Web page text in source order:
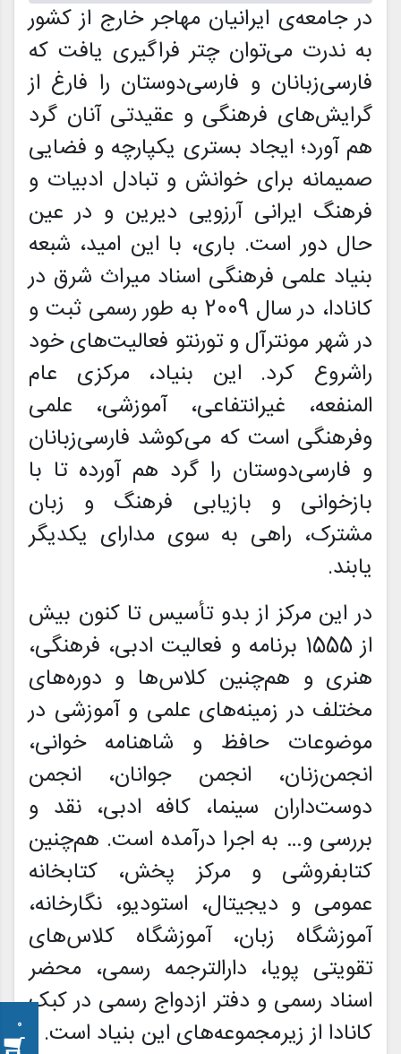
0
در جامعه‌ی ایرانیان مهاجر خارج از کشور
به ندرت می‌توان چتر فراگیری یافت که
فارسی‌‌زبانان و فارسی‌دوستان را فارغ از
گرایش‌های فرهنگی و عقیدتی آنان گرد
هم آورد؛ ایجاد بستری یکپارچه و فضایی
صمیمانه برای خوانش و تبادل ادبیات و
فرهنگ ایرانی آرزویی دیرین و در عین
حال دور است. باری، با این امید، شبعه
بنیاد علمی فرهنگی اسناد میراث شرق در
کانادا، در سال 2009 به طور رسمی ثبت و
در شهر مونترآل و تورنتو فعالیت‌های خود
راشروع کرد. این بنیاد، مرکزی عام
المنفعه، غیرانتفاعی، آموزشی، علمی
وفرهنگی است که می‌کوشد فارسی‌زبانان
و فارسی‌دوستان را گرد هم آورده تا با
بازخوانی و بازیابی فرهنگ و زبان
مشترک، راهی به سوی مدارای یکدیگر
یابند.
در این مرکز از بدو تأسیس تا کنون بیش
از 1555 برنامه و فعالیت ادبی، فرهنگی،
هنری و هم‌چنین کلاس‌ها و دوره‌های
مختلف در زمینه‌های علمی و آموزشی در
موضوعات حافظ و شاهنامه خوانی،
انجمن‌زنان، انجمن جوانان، انجمن
دوست‌داران سینما، کافه ادبی، نقد و
بررسی و… به اجرا درآمده است. هم‌چنین
کتابفروشی و مرکز پخش، کتابخانه
عمومی و دیجیتال، استودیو، نگارخانه،
آموزشگاه زبان، آموزشگاه کلاس‌های
تقویتی پویا، دارالترجمه رسمی، محضر
اسناد رسمی و دفتر ازدواج رسمی در کبک
کانادا از زیرمجموعه‌های این بنیاد است.